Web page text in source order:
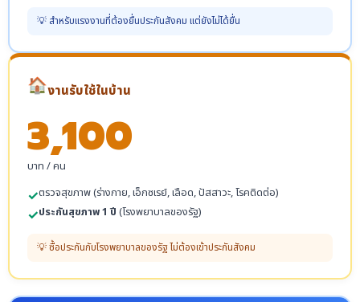
💡 สำหรับแรงงานที่ต้องยื่นประกันสังคม แต่ยังไม่ได้ยื่น
🏠งานรับใช้ในบ้าน
3,100
บาท / คน
✓ตรวจสุขภาพ (ร่างกาย, เอ็กซเรย์, เลือด, ปัสสาวะ, โรคติดต่อ)
✓ประกันสุขภาพ 1 ปี (โรงพยาบาลของรัฐ)
💡 ซื้อประกันกับโรงพยาบาลของรัฐ ไม่ต้องเข้าประกันสังคม